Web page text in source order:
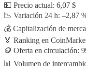
💵 Precio actual: 6,07 $
📉 Variación 24 h: –2,87
💰 Capitalización de
🏅 Ranking en
🪙 Oferta en circulación:
📊 Volumen de